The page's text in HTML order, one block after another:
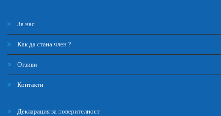
За нас
Как да стана член ?
Отзиви
Контакти
Декларация за поверителност